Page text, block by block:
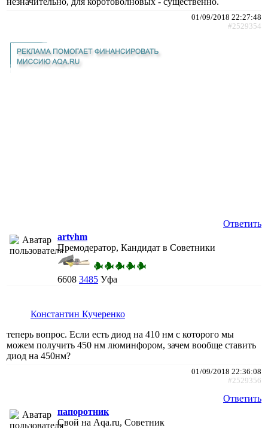
01/09/2018 22:27:48
#2529354
Ответить
artvhm
Премодератор, Кандидат в Советники
6608 3485 Уфа
Константин Кучеренко
теперь вопрос. Если есть диод на 410 нм с которого мы
можем получить 450 нм люминфором, зачем вообще ставить
диод на 450нм?
01/09/2018 22:36:08
#2529356
Ответить
папоротник
Свой на Aqa.ru, Советник